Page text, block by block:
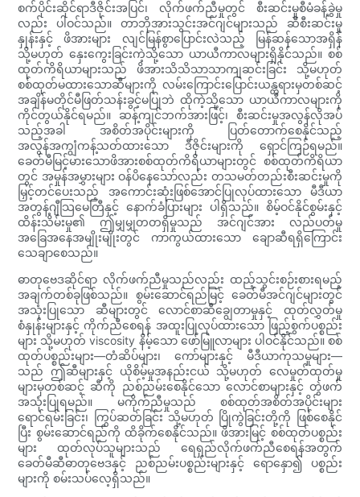
စက်ပိုင်းဆိုင်ရာဒီဇိုင်းအပြင်၊ လိုက်ဖက်ညီမှုတွင် စီးဆင်းမှုစီမံခန့်ခွဲမှု
လည်း ပါဝင်သည်။ တာဘိုအားသွင်းအင်ဂျင်များသည် ဆီစီးဆင်းမှု
နှုန်းနှင့် ဖိအားများ လျင်မြန်စွာပြောင်းလဲသည့် မြန်ဆန်သောအရှိန်
သို့မဟုတ် နှေးကွေးခြင်းကဲ့သို့သော ယာယီကာလများရှိနိုင်သည်။ စစ်
ထုတ်ကိရိယာများသည် ဖိအားသိသိသာသာကျဆင်းခြင်း သို့မဟုတ်
စစ်ထုတ်မထားသောဆီများကို လမ်းကြောင်းပြောင်းယန္တရားမှတစ်ဆင့်
အချိန်မတိုင်မီဖြတ်သန်းခွင့်မပြုဘဲ ထိုကဲ့သို့သော ယာယီကာလများကို
ကိုင်တွယ်နိုင်ရမည်။ ဆန့်ကျင်ဘက်အားဖြင့်၊ စီးဆင်းမှုအလွန်လိုအပ်
သည့်အခါ အစိတ်အပိုင်းများကို ပြတ်တောက်စေနိုင်သည့်
အလွန်အကျွံကန့်သတ်ထားသော ဒီဇိုင်းများကို ရှောင်ကြဉ်ရမည်။
ခေတ်မီမြင့်မားသောဖိအားစစ်ထုတ်ကိရိယာများတွင် စစ်ထုတ်ကိရိယာ
တွင် အမှုန်အမွှားများ ဝန်ပိနေသော်လည်း တသမတ်တည်းစီးဆင်းမှုကို
မြှင့်တင်ပေးသည့် အကောင်းဆုံးဖြစ်အောင်ပြုလုပ်ထားသော မီဒီယာ
အတွန့်ဂျီသြမေတြီနှင့် နောက်ခံပြားများ ပါရှိသည်။ စိမ့်ဝင်နိုင်စွမ်းနှင့်
ထိန်းသိမ်းမှု၏ ဤမျှမျှတတရှိမှုသည် အင်ဂျင်အား လည်ပတ်မှု
အခြေအနေအမျိုးမျိုးတွင် ကာကွယ်ထားသော ချောဆီရရှိကြောင်း
သေချာစေသည်။
ဓာတုဗေဒဆိုင်ရာ လိုက်ဖက်ညီမှုသည်လည်း ထည့်သွင်းစဉ်းစားရမည့်
အချက်တစ်ခုဖြစ်သည်။ စွမ်းဆောင်ရည်မြင့် ခေတ်မီအင်ဂျင်များတွင်
အသုံးပြုသော ဆီများတွင် လောင်စာဆီချွေတာမှုနှင့် ထုတ်လွှတ်မှု
စံနှုန်းများနှင့် ကိုက်ညီစေရန် အထူးပြုလုပ်ထားသော ဖြည့်စွက်ပစ္စည်း
များ သို့မဟုတ် viscosity နိမ့်သော ဖော်မြူလာများ ပါဝင်နိုင်သည်။ စစ်
ထုတ်ပစ္စည်းများ—တံဆိပ်များ၊ ကော်များနှင့် မီဒီယာကုသမှုများ—
သည် ဤဆီများနှင့် ယိုစိမ့်မှုအနည်းငယ် သို့မဟုတ် လေမှုတ်ထုတ်မှု
များမှတစ်ဆင့် ဆီကို ညစ်ညမ်းစေနိုင်သော လောင်စာများနှင့် တွဲဖက်
အသုံးပြုရမည်။ မကိုက်ညီမှုသည် စစ်ထုတ်အစိတ်အပိုင်းများ
ရောင်ရမ်းခြင်း၊ ကြွပ်ဆတ်ခြင်း သို့မဟုတ် ပြိုကွဲခြင်းတို့ကို ဖြစ်စေနိုင်
ပြီး စွမ်းဆောင်ရည်ကို ထိခိုက်စေနိုင်သည်။ ဖိအားမြင့် စစ်ထုတ်ပစ္စည်း
များ ထုတ်လုပ်သူများသည် ရေရှည်လိုက်ဖက်ညီစေရန်အတွက်
ခေတ်မီဆီဓာတုဗေဒနှင့် ညစ်ညမ်းပစ္စည်းများနှင့် ရောနှော၍ ပစ္စည်း
များကို စမ်းသပ်လေ့ရှိသည်။